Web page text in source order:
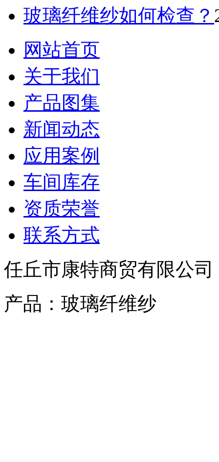
玻璃纤维纱如何检查？
网站首页
关于我们
产品图集
新闻动态
应用案例
车间库存
资质荣誉
联系方式
任丘市康特商贸有限公司
产品：玻璃纤维纱